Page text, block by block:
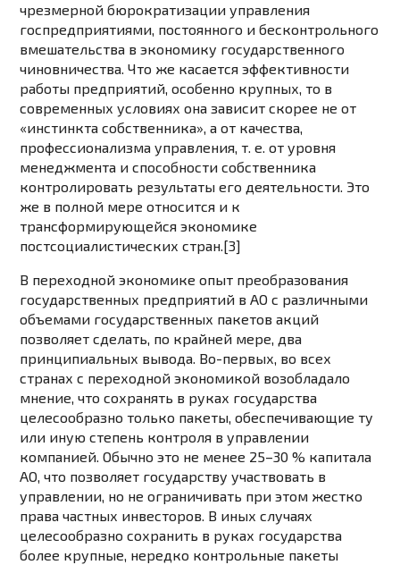
чрезмерной бюрократизации управления
госпредприятиями, постоянного и бесконтрольного
вмешательства в экономику государственного
чиновничества. Что же касается эффективности
работы предприятий, особенно крупных, то в
современных условиях она зависит скорее не от
«инстинкта собственника», а от качества,
профессионализма управления, т. е. от уровня
менеджмента и способности собственника
контролировать результаты его деятельности. Это
же в полной мере относится и к
трансформирующейся экономике
постсоциалистических стран.[3]
В переходной экономике опыт преобразования
государственных предприятий в АО с различными
объемами государственных пакетов акций
позволяет сделать, по крайней мере, два
принципиальных вывода. Во-первых, во всех
странах с переходной экономикой возобладало
мнение, что сохранять в руках государства
целесообразно только пакеты, обеспечивающие ту
или иную степень контроля в управлении
компанией. Обычно это не менее 25–30 % капитала
АО, что позволяет государству участвовать в
управлении, но не ограничивать при этом жестко
права частных инвесторов. В иных случаях
целесообразно сохранить в руках государства
более крупные, нередко контрольные пакеты